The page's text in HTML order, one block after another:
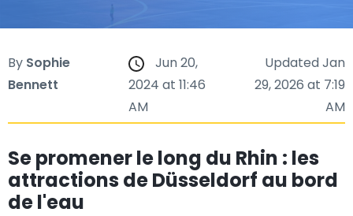
By Sophie
Bennett
Jun 20,
2024 at 11:46
AM
Updated Jan
29, 2026 at 7:19
AM
Se promener le long du Rhin : les
attractions de Düsseldorf au bord
de l'eau